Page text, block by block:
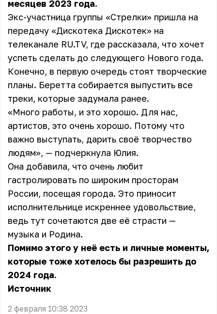
месяцев 2023 года.
Экс-участница группы «Стрелки» пришла на
передачу «Дискотека Дискотек» на
телеканале RU.TV, где рассказала, что хочет
успеть сделать до следующего Нового года.
Конечно, в первую очередь стоят творческие
планы. Беретта собирается выпустить все
треки, которые задумала ранее.
«Много работы, и это хорошо. Для нас,
артистов, это очень хорошо. Потому что
важно выступать, дарить своё творчество
людям», — подчеркнула Юлия.
Она добавила, что очень любит
гастролировать по широким просторам
России, посещая города. Это приносит
исполнительнице искреннее удовольствие,
ведь тут сочетаются две её страсти —
музыка и Родина.
Помимо этого у неё есть и личные моменты,
которые тоже хотелось бы разрешить до
2024 года.
Источник
2 февраля 10:38 2023